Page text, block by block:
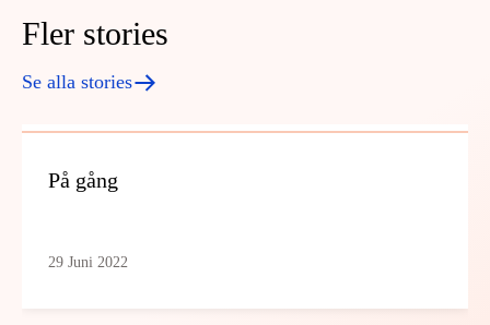
Fler stories
Se alla stories
På gång
29 Juni 2022